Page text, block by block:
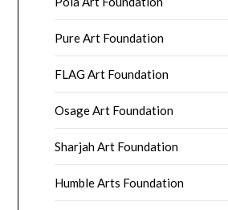
Pure Art Foundation
FLAG Art Foundation
Osage Art Foundation
Sharjah Art Foundation
Humble Arts Foundation